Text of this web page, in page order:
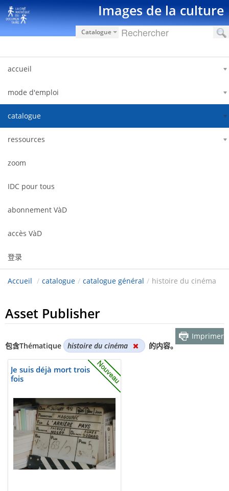
跳转到内容 Images de la culture
Catalogue
accueil
mode d'emploi
catalogue
ressources
zoom
IDC pour tous
abonnement VàD
accès VàD
登录
Accueil / catalogue / catalogue général / histoire du cinéma
Asset Publisher
包含Thématique histoire du cinéma 的内容。
Imprimer
Je suis déjà mort trois
fois